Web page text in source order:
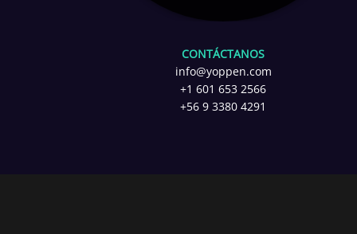
CONTÁCTANOS
info@yoppen.com
+1 601 653 2566
+56 9 3380 4291